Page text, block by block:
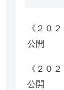
《２０
公開
《２０
公開